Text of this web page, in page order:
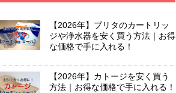
【2026年】ブリタのカートリッ
ジや浄水器を安く買う方法｜お得
な価格で手に入れる！
【2026年】カトージを安く買う
方法｜お得な価格で手に入れる！